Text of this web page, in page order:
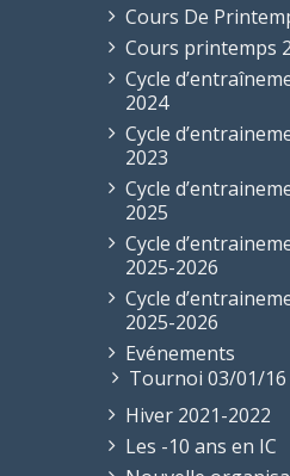
Cours De
Cours printemps
Cycle
2024
Cycle
2023
Cycle
2025
Cycle
2025-2026
Cycle
2025-2026
Evénements
Tournoi 03/01/16
Hiver 2021-2022
Les -10 ans en IC